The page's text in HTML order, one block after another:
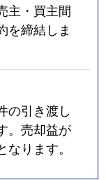
主・買主間
を締結しま
の引き渡し
。売却益が
ります。